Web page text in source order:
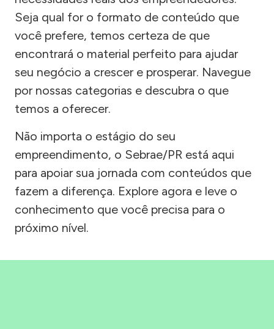
Seja qual for o formato de conteúdo que
você prefere, temos certeza de que
encontrará o material perfeito para ajudar
seu negócio a crescer e prosperar. Navegue
por nossas categorias e descubra o que
temos a oferecer.
Não importa o estágio do seu
empreendimento, o Sebrae/PR está aqui
para apoiar sua jornada com conteúdos que
fazem a diferença. Explore agora e leve o
conhecimento que você precisa para o
próximo nível.